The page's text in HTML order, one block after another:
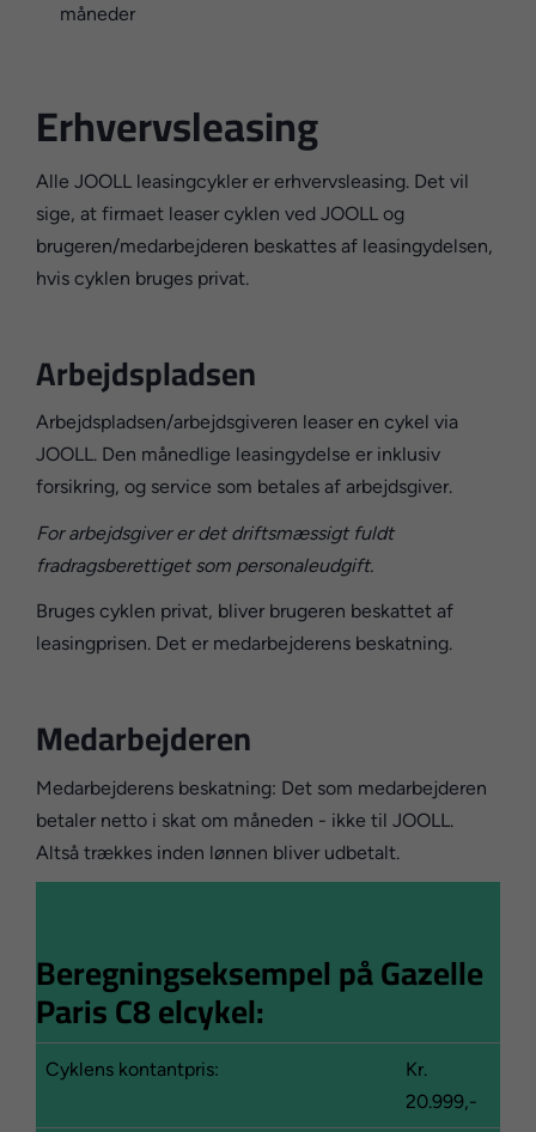
måneder
Erhvervsleasing
Alle JOOLL leasingcykler er erhvervsleasing. Det vil
sige, at firmaet leaser cyklen ved JOOLL og
brugeren/medarbejderen beskattes af leasingydelsen,
hvis cyklen bruges privat.
Arbejdspladsen
Arbejdspladsen/arbejdsgiveren leaser en cykel via
JOOLL. Den månedlige leasingydelse er inklusiv
forsikring, og service som betales af arbejdsgiver.
For arbejdsgiver er det driftsmæssigt fuldt
fradragsberettiget som personaleudgift.
Bruges cyklen privat, bliver brugeren beskattet af
leasingprisen. Det er medarbejderens beskatning.
Medarbejderen
Medarbejderens beskatning: Det som medarbejderen
betaler netto i skat om måneden - ikke til JOOLL.
Altså trækkes inden lønnen bliver udbetalt.
Beregningseksempel på Gazelle
Paris C8 elcykel:
Cyklens kontantpris:
Kr.
20.999,-